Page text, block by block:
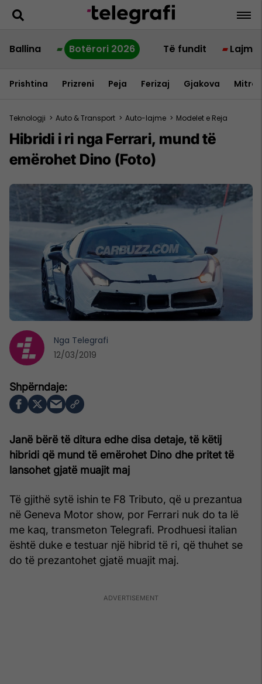
Ballina Botërori 2026 Të fundit Lajme
Prishtina Prizreni Peja Ferizaj Gjakova
Teknologji > Auto & Transport > Auto-lajme > Modelet e Reja
Hibridi i ri nga Ferrari, mund të
emërohet Dino (Foto)
Janë bërë të ditura edhe disa detaje, të këtij
hibridi që mund të emërohet Dino dhe pritet të
lansohet gjatë muajit maj
Të gjithë sytë ishin te F8 Tributo, që u prezantua
në Geneva Motor show, por Ferrari nuk do ta lë
me kaq, transmeton Telegrafi. Prodhuesi italian
është duke e testuar një hibrid të ri, që thuhet se
do të prezantohet gjatë muajit maj.
Nga Telegrafi
12/03/2019